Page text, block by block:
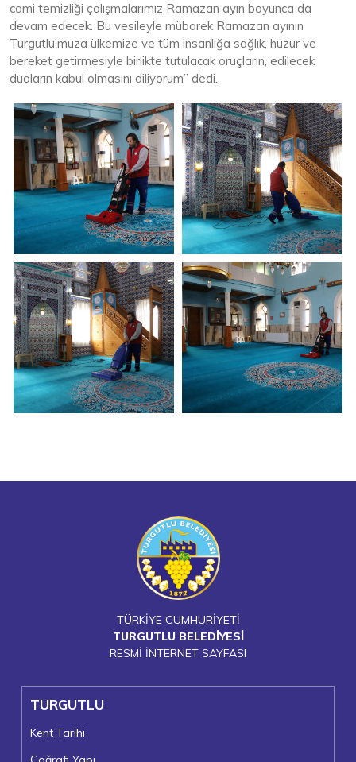
cami temizliği çalışmalarımız Ramazan ayın boyunca da
devam edecek. Bu vesileyle mübarek Ramazan ayının
Turgutlu’muza ülkemize ve tüm insanlığa sağlık, huzur ve
bereket getirmesiyle birlikte tutulacak oruçların, edilecek
duaların kabul olmasını diliyorum” dedi.
TÜRKİYE CUMHURİYETİ
TURGUTLU BELEDİYESİ
RESMİ İNTERNET SAYFASI
TURGUTLU
Kent Tarihi